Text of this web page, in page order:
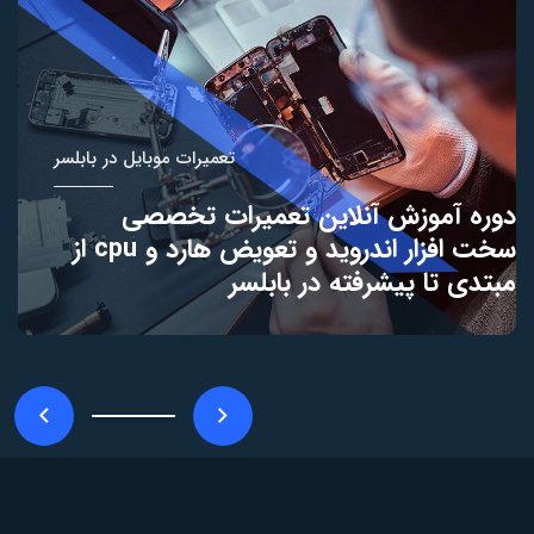
تعمیرات موبایل در بابلسر
دوره آموزش آنلاین تعمیرات تخصصی
سخت افزار اندروید و تعویض هارد و cpu از
مبتدی تا پیشرفته در بابلسر